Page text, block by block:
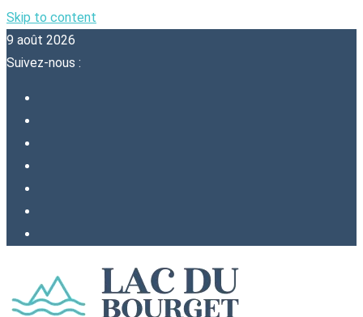
Skip to content
9 août 2026
Suivez-nous :